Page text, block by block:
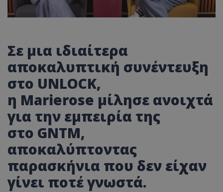
Σε μια ιδιαίτερα
αποκαλυπτική συνέντευξη
στο UNLOCK,
η Marierose μίλησε ανοιχτά
για την εμπειρία της
στο GNTM,
αποκαλύπτοντας
παρασκήνια που δεν είχαν
γίνει ποτέ γνωστά.